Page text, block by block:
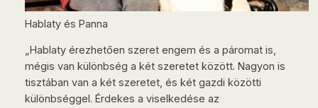
Hablaty és Panna
„Hablaty érezhetően szeret engem és a páromat is,
mégis van különbség a két szeretet között. Nagyon is
tisztában van a két szeretet, és két gazdi közötti
különbséggel. Érdekes a viselkedése az